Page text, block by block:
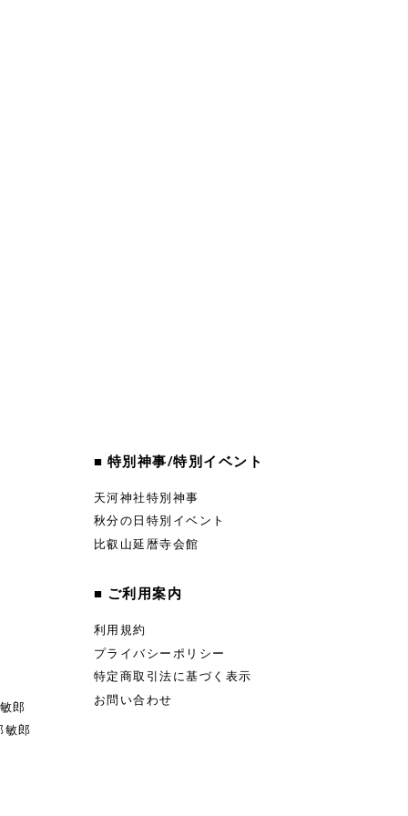
郎
敏郎
■ 特別神事/特別イベント
天河神社特別神事
秋分の日特別イベント
比叡山延暦寺会館
■ ご利用案内
利用規約
プライバシーポリシー
特定商取引法に基づく表示
お問い合わせ